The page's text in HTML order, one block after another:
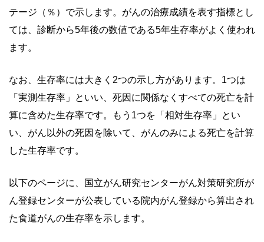
テージ（％）で示します。がんの治療成績を表す指標とし
ては、診断から5年後の数値である5年生存率がよく使われ
ます。
なお、生存率には大きく2つの示し方があります。1つは
「実測生存率」といい、死因に関係なくすべての死亡を計
算に含めた生存率です。もう1つを「相対生存率」とい
い、がん以外の死因を除いて、がんのみによる死亡を計算
した生存率です。
以下のページに、国立がん研究センターがん対策研究所が
ん登録センターが公表している院内がん登録から算出され
た食道がんの生存率を示します。